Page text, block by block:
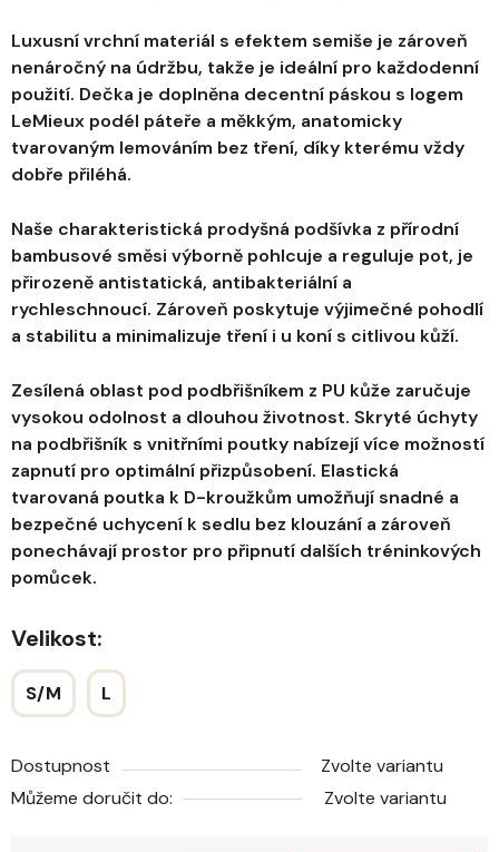
Luxusní vrchní materiál s efektem semiše je zároveň
nenáročný na údržbu, takže je ideální pro každodenní
použití. Dečka je doplněna decentní páskou s logem
LeMieux podél páteře a měkkým, anatomicky
tvarovaným lemováním bez tření, díky kterému vždy
dobře přiléhá.
Naše charakteristická prodyšná podšívka z přírodní
bambusové směsi výborně pohlcuje a reguluje pot, je
přirozeně antistatická, antibakteriální a
rychleschnoucí. Zároveň poskytuje výjimečné pohodlí
a stabilitu a minimalizuje tření i u koní s citlivou kůží.
Zesílená oblast pod podbřišníkem z PU kůže zaručuje
vysokou odolnost a dlouhou životnost. Skryté úchyty
na podbřišník s vnitřními poutky nabízejí více možností
zapnutí pro optimální přizpůsobení. Elastická
tvarovaná poutka k D-kroužkům umožňují snadné a
bezpečné uchycení k sedlu bez klouzání a zároveň
ponechávají prostor pro připnutí dalších tréninkových
pomůcek.
Velikost:
S/M L
Dostupnost
Zvolte variantu
Můžeme doručit do:
Zvolte variantu